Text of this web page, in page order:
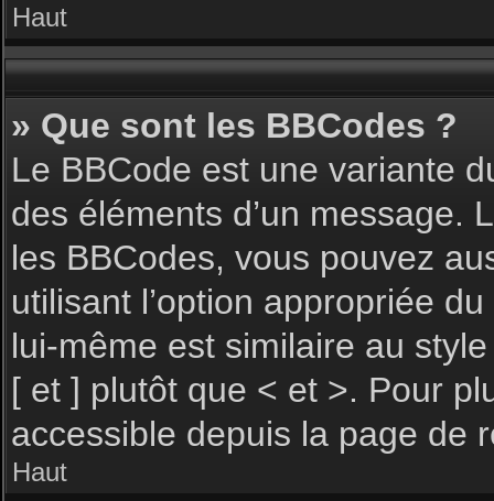
Haut
» Que sont les BBCodes ?
Le BBCode est une variante
des éléments d’un message.
les BBCodes, vous pouvez
utilisant l’option appropriée
lui-même est similaire au
[ et ] plutôt que < et >. Pour
accessible depuis la page de
Haut